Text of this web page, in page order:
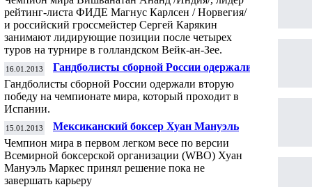
четырех туров
рейтинг-листа ФИДЕ Магнус Карлсен / Норвегия/
и российский гроссмейстер Сергей Карякин
занимают лидирующие позиции после четырех
туров на турнире в голландском Вейк-ан-Зее.
16.01.2013
Гандболисты сборной России одержали
вторую победу на чемпионате мира в
Испании
Гандболисты сборной России одержали вторую
победу на чемпионате мира, который проходит в
Испании.
15.01.2013
Мексиканский боксер Хуан Мануэль
Чемпион мира в первом легком весе по версии
Всемирной боксерской организации (WBO) Хуан
Мануэль Маркес принял решение пока не
завершать карьеру